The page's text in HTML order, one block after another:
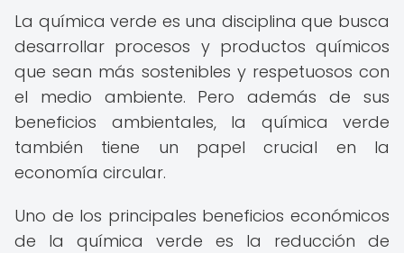
La química verde es una disciplina que busca
desarrollar procesos y productos químicos
que sean más sostenibles y respetuosos con
el medio ambiente. Pero además de sus
beneficios ambientales, la química verde
también tiene un papel crucial en la
economía circular.
Uno de los principales beneficios económicos
de la química verde es la reducción de